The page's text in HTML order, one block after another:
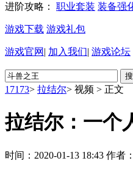
进阶攻略： 职业套装 装备强
游戏下载 游戏礼包
游戏官网 | 加入我们| 游戏论坛
17173> 拉结尔> 视频 > 正文
拉结尔：一个
时间：2020-01-13 18:43 作者：